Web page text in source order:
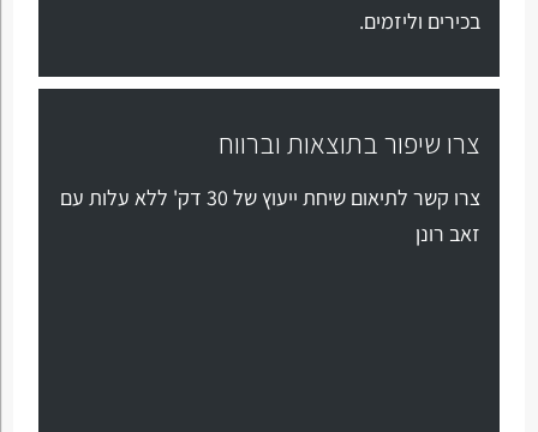
בכירים וליזמים.
צרו שיפור בתוצאות וברווח
צרו קשר לתיאום שיחת ייעוץ של 30 דק' ללא עלות עם
זאב רונן